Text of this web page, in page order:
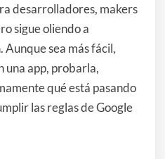
desarrolladores, makers
sigue oliendo a
sea más fácil,
una app, probarla,
qué está pasando
las reglas de Google